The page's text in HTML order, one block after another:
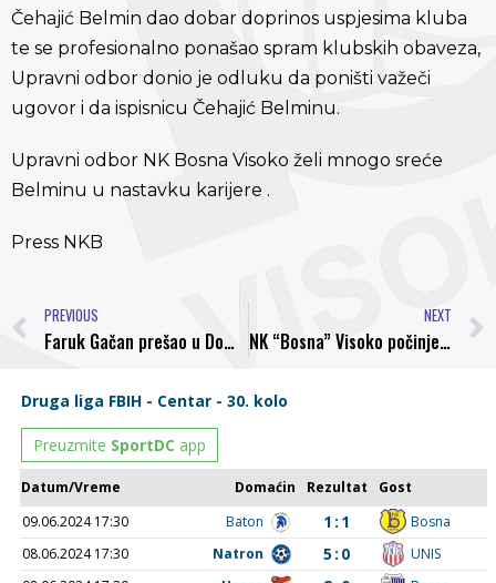
Čehajić Belmin dao dobar doprinos uspjesima kluba
te se profesionalno ponašao spram klubskih obaveza,
Upravni odbor donio je odluku da poništi važeči
ugovor i da ispisnicu Čehajić Belminu.
Upravni odbor NK Bosna Visoko želi mnogo sreće
Belminu u nastavku karijere .
Press NKB
PREVIOUS
Faruk Gačan prešao u Domžale
NEXT
NK “Bosna” Visoko počinje sa pripremama